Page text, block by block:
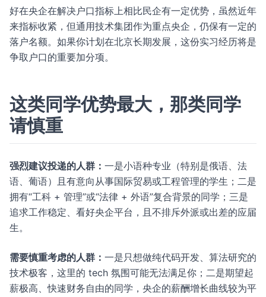
好在央企在解决户口指标上相比民企有一定优势，虽然近年
来指标收紧，但通用技术集团作为重点央企，仍保有一定的
落户名额。如果你计划在北京长期发展，这份实习经历将是
争取户口的重要加分项。
这类同学优势最大，那类同学
请慎重
强烈建议投递的人群： 一是小语种专业（特别是俄语、法
语、葡语）且有意向从事国际贸易或工程管理的学生；二是
拥有“工科 + 管理”或“法律 + 外语”复合背景的同学；三是
追求工作稳定、看好央企平台，且不排斥外派或出差的应届
生。
需要慎重考虑的人群： 一是只想做纯代码开发、算法研究的
技术极客，这里的 tech 氛围可能无法满足你；二是期望起
薪极高、快速财务自由的同学，央企的薪酬增长曲线较为平